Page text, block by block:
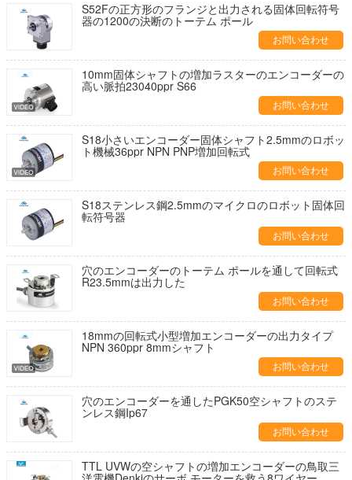
S52Fの正方形のフランジと出力される固体回転符号
器の1200の決断のトーテム ポール
お問い合わせ
10mm固体シャフトの増加ラスターのエンコーダーの
高い脈拍23040ppr S66
お問い合わせ
S18小さいエンコーダー固体シャフト2.5mmのロボッ
ト機械36ppr NPN PNP増加回転式
お問い合わせ
S18ステンレス鋼2.5mmのマイクロのロボット固体回
転符号器
お問い合わせ
穴のエンコーダーのトーテム ポールを通して回転式
R23.5mmは出力した
お問い合わせ
18mmの回転式小型増加エンコーダーの出力タイプ
NPN 360ppr 8mmシャフト
お問い合わせ
穴のエンコーダーを通したPGK50空シャフトのステ
ンレス鋼Ip67
お問い合わせ
TTL UVWの空シャフトの増加エンコーダーの鳥取三